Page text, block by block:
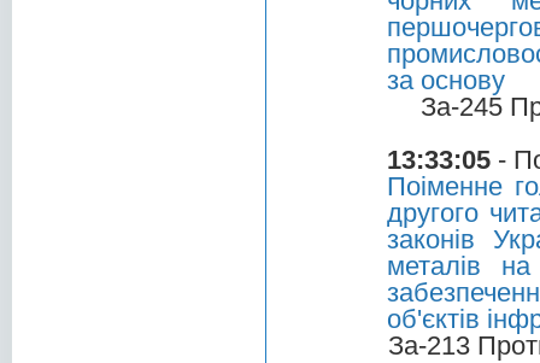
за основу
За-245
13:33:05 -
Поіменне
другого
законів
металів
об'єктів
За-213